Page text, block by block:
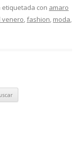
etiquetada con amaro
venero,fashion, moda,